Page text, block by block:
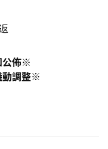
公佈※
動調整※